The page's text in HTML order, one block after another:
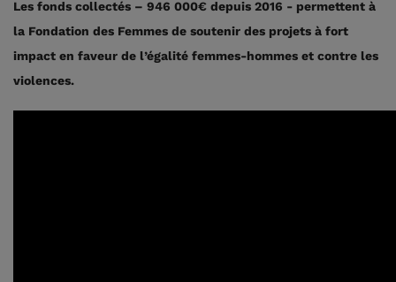
Les fonds collectés – 946 000€ depuis 2016 - permettent à
la Fondation des Femmes de soutenir des projets à fort
impact en faveur de l’égalité femmes-hommes et contre les
violences.